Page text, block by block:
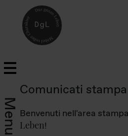
Menu
Comunicati stampa
Benvenuti nell'area
Leben!